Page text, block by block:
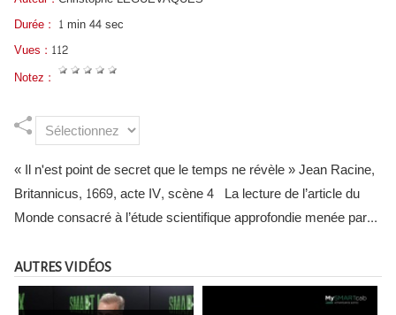
Durée : 1 min 44 sec
Vues : 112
Notez :
« Il n'est point de secret que le temps ne révèle » Jean Racine,
Britannicus, 1669, acte IV, scène 4 La lecture de l’article du
Monde consacré à l’étude scientifique approfondie menée par...
AUTRES VIDÉOS